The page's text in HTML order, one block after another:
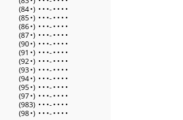
(84•) • • •- • • • •
(85•) • • •- • • • •
(86•) • • •- • • • •
(87•) • • •- • • • •
(90•) • • •- • • • •
(91 •) • • •- • • • •
(92•) • • •- • • • •
(93•) • • •- • • • •
(94•) • • •- • • • •
(95•) • • •- • • • •
(97•) • • •- • • • •
(983) • • •- • • • •
(98•) • • •- • • • •